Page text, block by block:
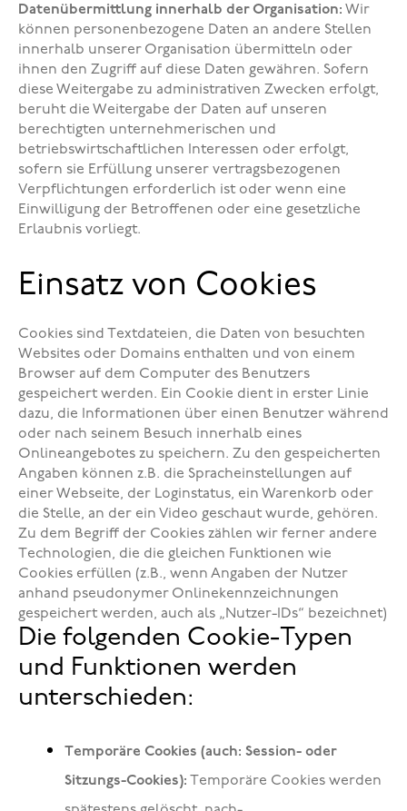
Datenübermittlung innerhalb der Organisation: Wir
können personenbezogene Daten an andere Stellen
innerhalb unserer Organisation übermitteln oder
ihnen den Zugriff auf diese Daten gewähren. Sofern
diese Weitergabe zu administrativen Zwecken erfolgt,
beruht die Weitergabe der Daten auf unseren
berechtigten unternehmerischen und
betriebswirtschaftlichen Interessen oder erfolgt,
sofern sie Erfüllung unserer vertragsbezogenen
Verpflichtungen erforderlich ist oder wenn eine
Einwilligung der Betroffenen oder eine gesetzliche
Erlaubnis vorliegt.
Einsatz von Cookies
Cookies sind Textdateien, die Daten von besuchten
Websites oder Domains enthalten und von einem
Browser auf dem Computer des Benutzers
gespeichert werden. Ein Cookie dient in erster Linie
dazu, die Informationen über einen Benutzer während
oder nach seinem Besuch innerhalb eines
Onlineangebotes zu speichern. Zu den gespeicherten
Angaben können z.B. die Spracheinstellungen auf
einer Webseite, der Loginstatus, ein Warenkorb oder
die Stelle, an der ein Video geschaut wurde, gehören.
Zu dem Begriff der Cookies zählen wir ferner andere
Technologien, die die gleichen Funktionen wie
Cookies erfüllen (z.B., wenn Angaben der Nutzer
anhand pseudonymer Onlinekennzeichnungen
gespeichert werden, auch als „Nutzer-IDs“ bezeichnet)
Die folgenden Cookie-Typen
und Funktionen werden
unterschieden:
Temporäre Cookies (auch: Session- oder
Sitzungs-Cookies): Temporäre Cookies werden